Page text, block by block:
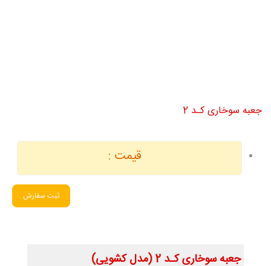
جعبه سوخاری کـد 2
قیمت :
ثبت سفارش
جعبه سوخاری کـد 2 (مدل کشویی)